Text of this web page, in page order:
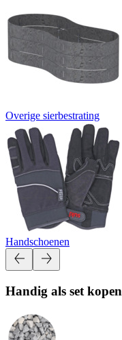
Overige sierbestrating
Handschoenen
Handig als set kopen